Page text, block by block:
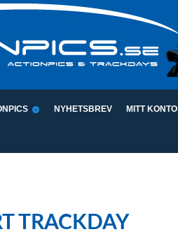
NYHETSBREV MITT KONTO
TRACKDAY